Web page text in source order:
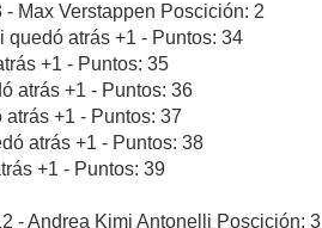
- Max Verstappen Poscición: 2
quedó atrás +1 - Puntos: 34
+1 - Puntos: 35
atrás +1 - Puntos: 36
+1 - Puntos: 37
atrás +1 - Puntos: 38
+1 - Puntos: 39
- Andrea Kimi Antonelli Poscición: 3